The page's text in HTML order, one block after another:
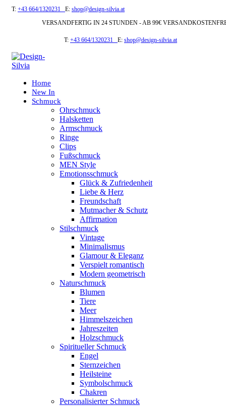
T: +43 664/1320231 E: shop@design-silvia.at
VERSANDFERTIG IN 24 STUNDEN - AB 99€
T: +43 664/1320231 E: shop@design-silvia.at
Home
New In
Schmuck
Ohrschmuck
Halsketten
Armschmuck
Ringe
Clips
Fußschmuck
MEN Style
Emotionsschmuck
Glück & Zufriedenheit
Liebe & Herz
Freundschaft
Mutmacher & Schutz
Affirmation
Stilschmuck
Vintage
Minimalismus
Glamour & Eleganz
Verspielt romantisch
Modern geometrisch
Naturschmuck
Blumen
Tiere
Meer
Himmelszeichen
Jahreszeiten
Holzschmuck
Spiritueller Schmuck
Engel
Sternzeichen
Heilsteine
Symbolschmuck
Chakren
Personalisierter Schmuck